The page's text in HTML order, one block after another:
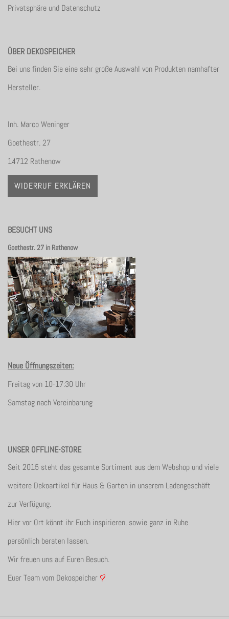
Privatsphäre und Datenschutz
ÜBER DEKOSPEICHER
Bei uns finden Sie eine sehr große Auswahl von Produkten namhafter
Hersteller.
Inh. Marco Weninger
Goethestr. 27
14712 Rathenow
WIDERRUF ERKLÄREN
BESUCHT UNS
Goethestr. 27 in Rathenow
Neue Öffnungszeiten:
Freitag von 10-17:30 Uhr
Samstag nach Vereinbarung
UNSER OFFLINE-STORE
Seit 2015 steht das gesamte Sortiment aus dem Webshop und viele
weitere Dekoartikel für Haus & Garten in unserem Ladengeschäft
zur Verfügung.
Hier vor Ort könnt ihr Euch inspirieren, sowie ganz in Ruhe
persönlich beraten lassen.
Wir freuen uns auf Euren Besuch.
Euer Team vom Dekospeicher